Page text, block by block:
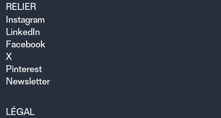
RELIER
Instagram
LinkedIn
Facebook
X
Pinterest
Newsletter
LÉGAL